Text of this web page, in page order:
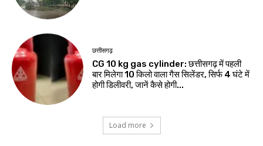
छत्तीसगढ़
CG 10 kg gas cylinder: छत्तीसगढ़ में पहली
बार मिलेगा 10 किलो वाला गैस सिलेंडर, सिर्फ 4 घंटे में
होगी डिलीवरी, जानें कैसे होगी...
Load more